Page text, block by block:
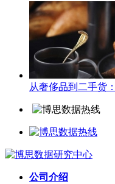
从奢侈品到二手货
公司介绍